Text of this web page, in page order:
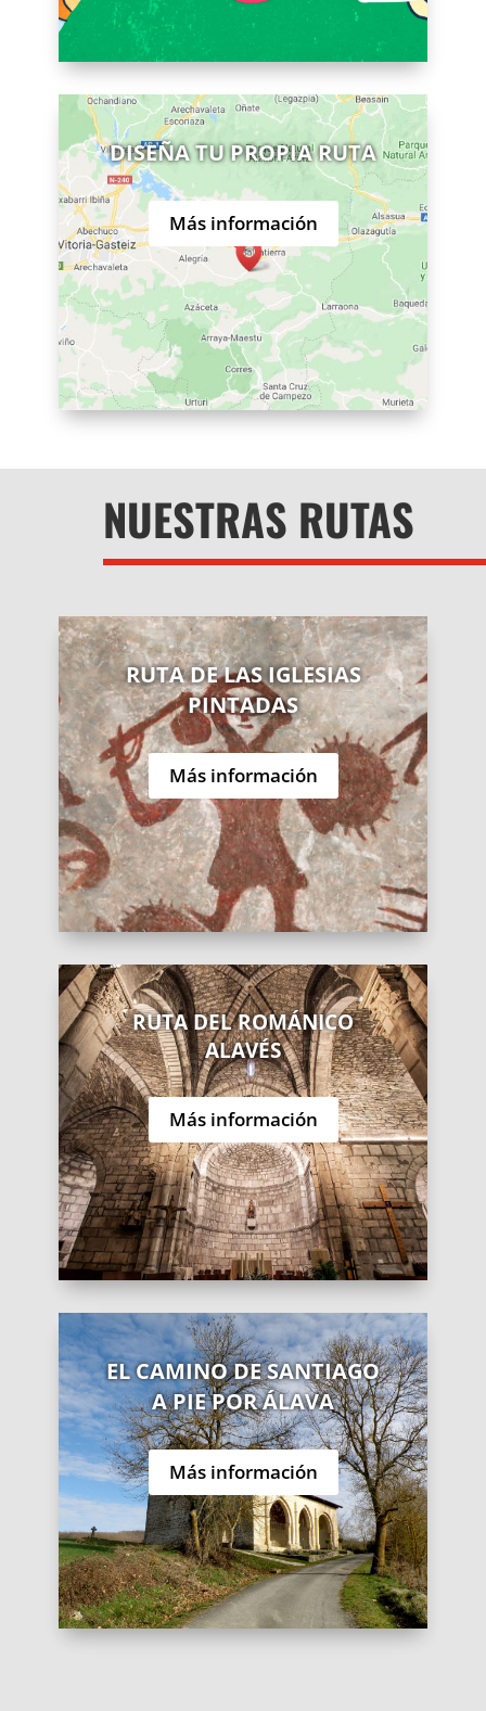
DISEÑA TU PROPIA RUTA
Más información
NUESTRAS RUTAS
RUTA DE LAS IGLESIAS
PINTADAS
Más información
RUTA DEL ROMÁNICO
ALAVÉS
Más información
EL CAMINO DE SANTIAGO
A PIE POR ÁLAVA
Más información